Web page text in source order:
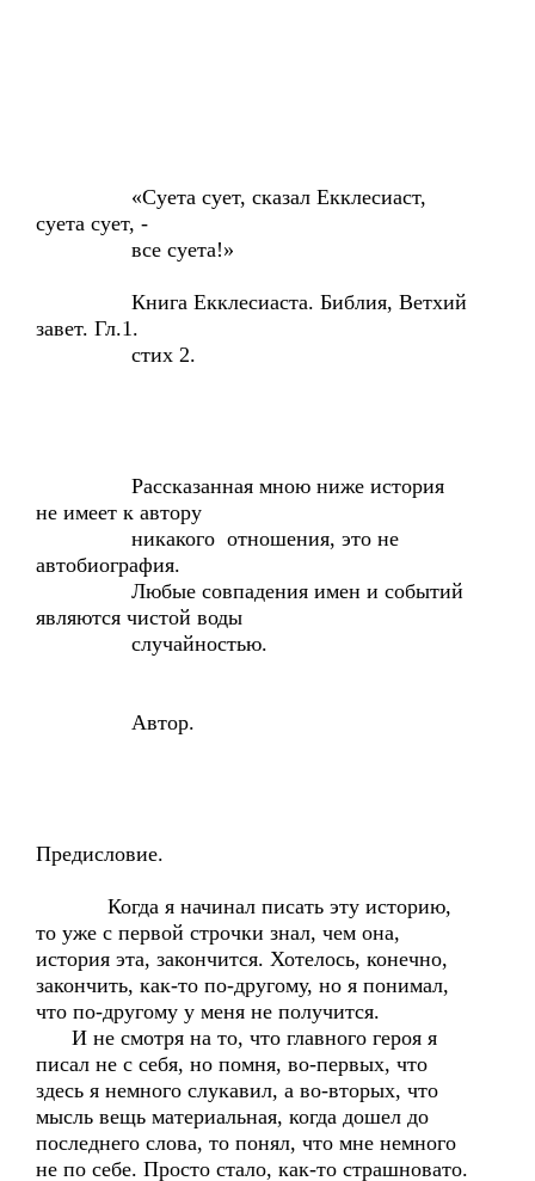
«Суета сует, сказал Екклесиаст,
суета сует, -
все суета!»
Книга Екклесиаста. Библия, Ветхий
завет. Гл.1.
стих 2.
Рассказанная мною ниже история
не имеет к автору
никакого отношения, это не
автобиография.
Любые совпадения имен и событий
являются чистой воды
случайностью.
Автор.
Предисловие.
Когда я начинал писать эту историю,
то уже с первой строчки знал, чем она,
история эта, закончится. Хотелось, конечно,
закончить, как-то по-другому, но я понимал,
что по-другому у меня не получится.
И не смотря на то, что главного героя я
писал не с себя, но помня, во-первых, что
здесь я немного слукавил, а во-вторых, что
мысль вещь материальная, когда дошел до
последнего слова, то понял, что мне немного
не по себе. Просто стало, как-то страшновато.